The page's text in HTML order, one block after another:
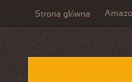
Strona główna